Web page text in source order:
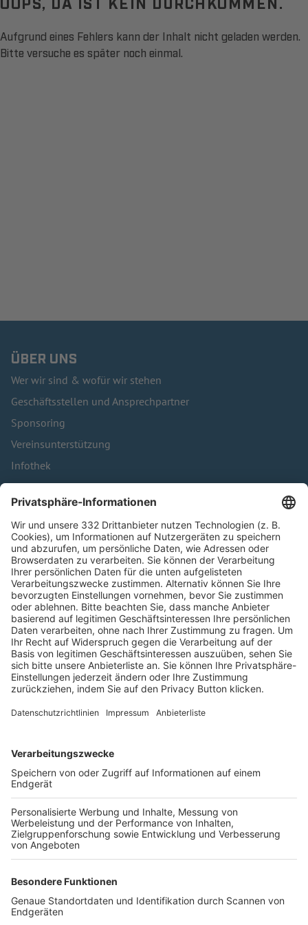
Aufgrund eines Fehlers kann der Inhalt nicht geladen werden.
Bitte versuche es später noch einmal.
ÜBER UNS
Wer wir sind & wofür wir stehen
Geschäftsstellen und Ansprechpartner
Sponsoring
Vereinsunterstützung
Infothek
Kontakt
HÄUFIG BESUCHTE SEITEN
Pässe und Vereinswechsel
Trainerausbildung
Schulungsangebot Vereinsmitarbeiter
BFV-Geschäftsstellen
Trainerbörse
Login SpielPlus
FOLGE DEM BFV
TOP-VEREINE
TOP-PARTNER